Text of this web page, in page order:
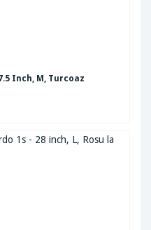
Inch, M, Turcoaz